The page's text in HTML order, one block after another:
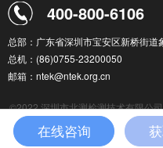
400-800-6106
总部：广东省深圳市宝安区新桥街
总机：(86)0755-23200050
邮箱：ntek@ntek.org.cn
©2022 深圳市北测检测技术有限公
在线咨询